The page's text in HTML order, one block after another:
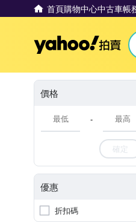
首頁購物中心中古車帳
價格
-
確定
優惠
折扣碼